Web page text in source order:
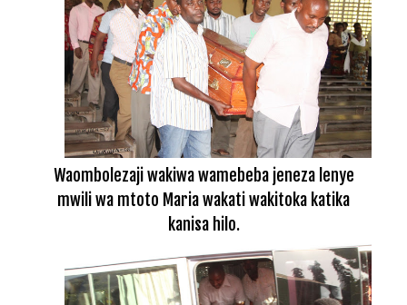
Waombolezaji wakiwa wamebeba jeneza lenye
mwili wa mtoto Maria wakati wakitoka katika
kanisa hilo.